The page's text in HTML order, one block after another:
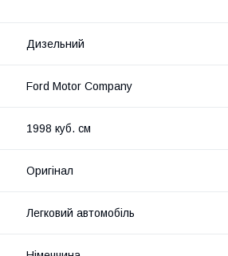
Дизельний
Ford Motor Company
1998 куб. см
Оригінал
Легковий автомобіль